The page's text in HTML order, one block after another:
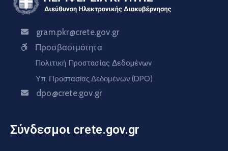
gram.pkr@crete.gov.gr
Προσβασιμότητα
Πολιτική Προστασίας Δεδομένων
Υπ. Προστασίας Δεδομένων (DPO)
dpo@crete.gov.gr
Σύνδεσμοι crete.gov.gr